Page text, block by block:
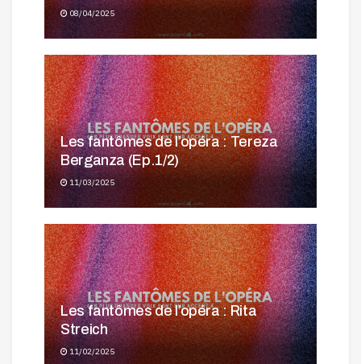
08/04/2025
Les fantômes de l’opéra : Tereza
Berganza (Ep.1/2)
11/03/2025
Les fantômes de l’opéra : Rita
Streich
11/02/2025